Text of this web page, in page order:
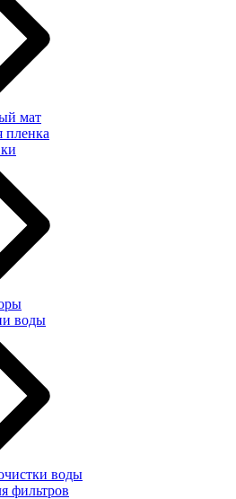
мат
пленка
воды
воды
фильтров